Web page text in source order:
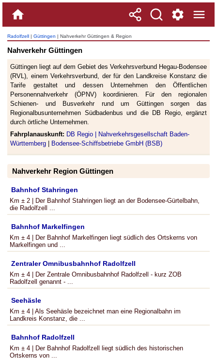
Radolfzell | Güttingen | Nahverkehr Güttingen & Region
Nahverkehr Güttingen
Güttingen liegt auf dem Gebiet des Verkehrsverbund Hegau-Bodensee
(RVL), einem Verkehrsverbund, der für den Landkreise Konstanz die
Tarife gestaltet und dessen Unternehmen den Öffentlichen
Personennahverkehr (ÖPNV) koordinieren. Für den regionalen
Schienen- und Busverkehr rund um Güttingen sorgen das
Regionalbusunternehmen Südbadenbus und die DB Regio, ergänzt
durch örtliche Unternehmen.
Fahrplanauskunft: DB Regio |
Nahverkehrsgesellschaft Baden-
Württemberg
Bodensee-Schiffsbetriebe GmbH (BSB)
Nahverkehr Region Güttingen
Bahnhof Stahringen
Km ± 2 | Der Bahnhof Stahringen liegt an der Bodensee-Gürtelbahn,
die Radolfzell ...
Bahnhof Markelfingen
Km ± 4 | Der Bahnhof Markelfingen liegt südlich des Ortskerns von
Markelfingen und ...
Zentraler Omnibusbahnhof Radolfzell
Km ± 4 | Der Zentrale Omnibusbahnhof Radolfzell - kurz ZOB
Radolfzell genannt - ...
Seehäsle
Km ± 4 | Als Seehäsle bezeichnet man eine Regionalbahn im
Landkreis Konstanz, die ...
Bahnhof Radolfzell
Km ± 4 | Der Bahnhof Radolfzell liegt südlich des historischen
Ortskerns von ...